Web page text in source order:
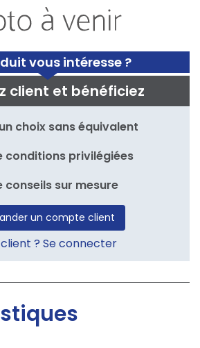
vous intéresse ?
client et bénéficiez
choix sans équivalent
conditions privilégiées
conseils sur mesure
un compte client
? Se connecter